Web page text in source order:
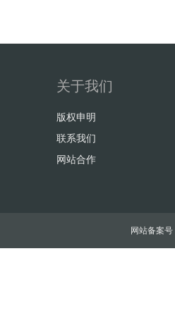
关于我们
版权申明
联系我们
网站合作
网站备案号